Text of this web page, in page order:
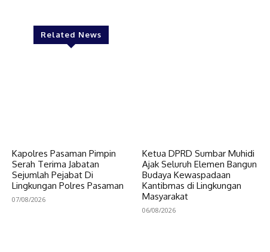
Related News
Kapolres Pasaman Pimpin
Serah Terima Jabatan
Sejumlah Pejabat Di
Lingkungan Polres Pasaman
07/08/2026
Ketua DPRD Sumbar Muhidi
Ajak Seluruh Elemen Bangun
Budaya Kewaspadaan
Kantibmas di Lingkungan
Masyarakat
06/08/2026